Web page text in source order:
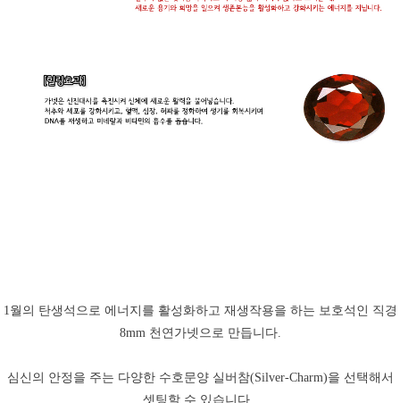
1월의 탄생석으로 에너지를 활성화하고 재생작용을 하는 보호석인 직경
8mm 천연가넷으로 만듭니다.
심신의 안정을 주는 다양한 수호문양 실버참(Silver-Charm)을 선택해서
셋팅할 수 있습니다.